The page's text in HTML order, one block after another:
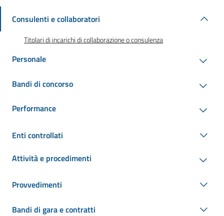
Consulenti e collaboratori
Titolari di incarichi di collaborazione o consulenza
Personale
Bandi di concorso
Performance
Enti controllati
Attività e procedimenti
Provvedimenti
Bandi di gara e contratti